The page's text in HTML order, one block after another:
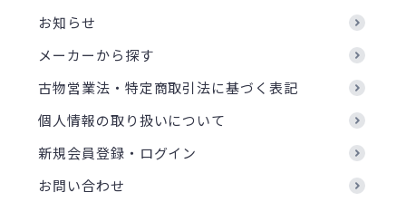
お知らせ
メーカーから探す
古物営業法・特定商取引法に基づく表記
個人情報の取り扱いについて
新規会員登録・ログイン
お問い合わせ